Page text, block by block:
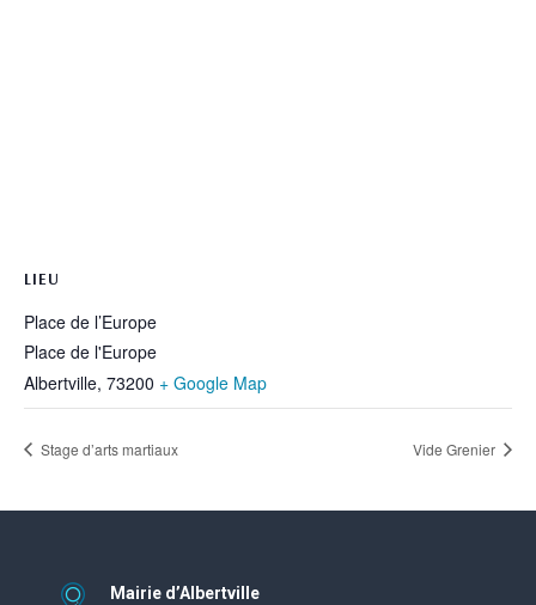
LIEU
Place de l’Europe
Place de l'Europe
Albertville, 73200 + Google Map
Stage d’arts martiaux Vide Grenier
Mairie d’Albertville